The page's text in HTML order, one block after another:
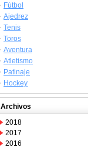
Fútbol
Ajedrez
Tenis
Toros
Aventura
Atletismo
Patinaje
Hockey
Archivos
2018
2017
2016